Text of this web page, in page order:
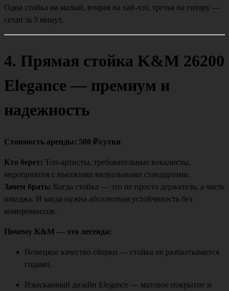
Одна стойка на малый, вторая на хай-хэт, третья на гитару —
сетап за 5 минут.
4. Прямая стойка K&M 26200
Elegance — премиум и
надежность
Стоимость аренды: 500 ₽/сутки
Кто берет: Топ-артисты, требовательные вокалисты,
мероприятия с высокими визуальными стандартами.
Зачем брать: Когда стойка — это не просто держатель, а часть
имиджа. И когда нужна абсолютная устойчивость без
компромиссов.
Почему K&M — это легенда:
Немецкое качество сборки — стойка не разбалтывается
годами.
Изысканный дизайн Elegance — матовое покрытие и